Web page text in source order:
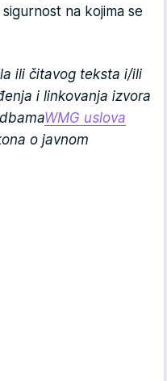
na kojima se
ili čitavog teksta i/ili
i linkovanja izvora
WMG uslova
o javnom